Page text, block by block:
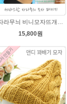
15,800원